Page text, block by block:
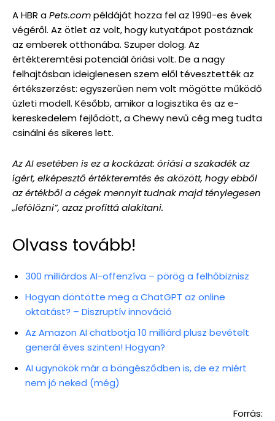
A HBR aPets.compéldáját hozza fel az 1990-es évek
végéről. Az ötlet az volt, hogy kutyatápot postáznak
az emberek otthonába. Szuper dolog. Az
értékteremtési potenciál óriási volt. De a nagy
felhajtásban ideiglenesen szem elől tévesztették az
értékszerzést: egyszerűen nem volt mögötte működő
üzleti modell. Később, amikor a logisztika és az e-
kereskedelem fejlődött, a Chewy nevű cég meg tudta
csinálni és sikeres lett.
Az AI esetében is ez a kockázat: óriási a szakadék az
ígért, elképesztő értékteremtés és aközött, hogy ebből
az értékből a cégek mennyit tudnak majd ténylegesen
„lefölözni”, azaz profittá alakítani.
Olvass tovább!
300 milliárdos AI-offenzíva – pörög a felhőbiznisz
Hogyan döntötte meg a ChatGPT az online
oktatást? – Diszruptív innováció
Az Amazon AI chatbotja 10 milliárd plusz bevételt
generál éves szinten! Hogyan?
AI ügynökök már a böngésződben is, de ez miért
nem jó neked (még)
Forrás: